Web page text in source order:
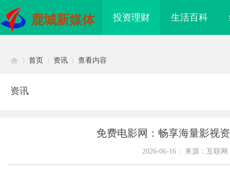
鹿城新媒体 投资理财 生活百科
首页 资讯 查看内容
资讯
免费电影网：畅享海量影视
2026-06-16 来源：互联网